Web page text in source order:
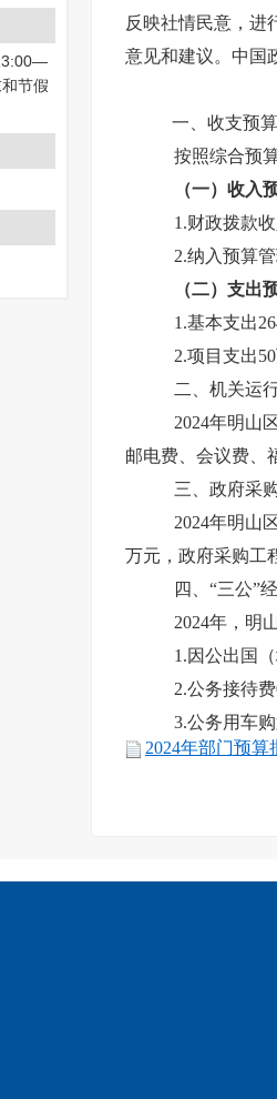
节假
反映社情民意，进
意见和建议。中国
一、收支预
按照综合预
（一）收入
1.财政拨款
2.纳入预算
（二）支出
1.基本支出
2.项目支出
二、机关运
2024年明山
邮电费、会议费、
三、政府采
2024年明山
万元，政府采购工
四、“三公”
2024年，明
1.因公出国
2.公务接待
3.公务用车
2024年部门预算